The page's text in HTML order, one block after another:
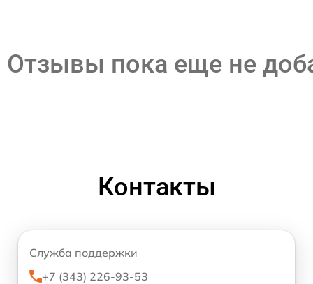
Отзывы пока еще не
Контакты
Служба поддержки
+7 (343) 226-93-53